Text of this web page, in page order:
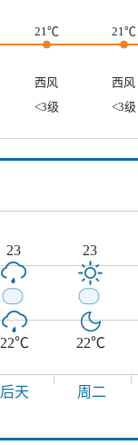
21℃ 21℃
西风
西风
<3级 <3级
23
22℃
23
22℃
后天 周二